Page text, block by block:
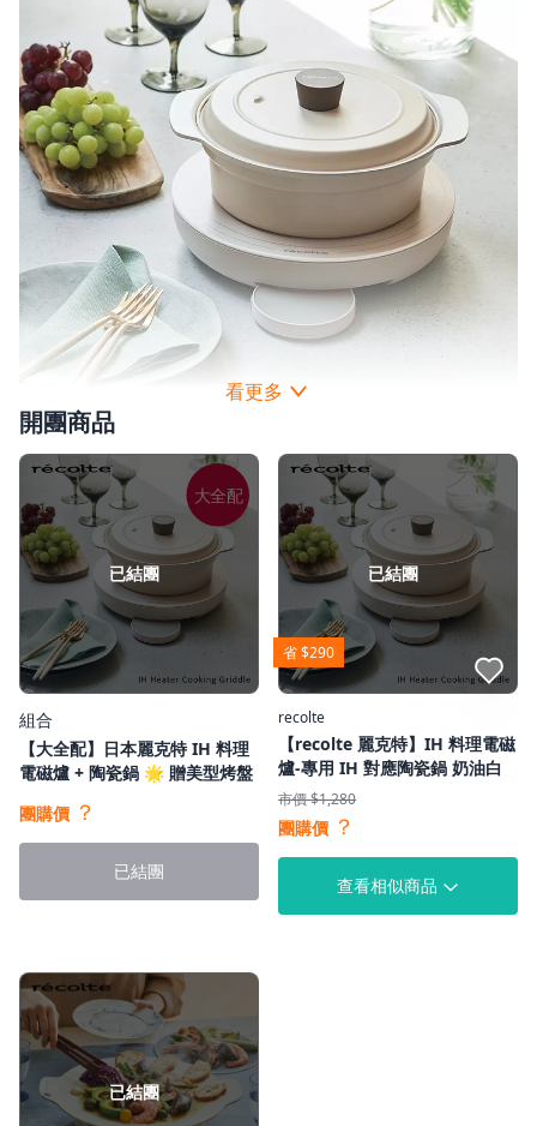
開團商品
大全配
已結團
組合
【大全配】日本麗克特 IH 料理
電磁爐 + 陶瓷鍋 🌟 贈美型烤盤
團購價 ？
已結團
省 $290
已結團
recolte
【recolte 麗克特】IH 料理電磁
爐-專用 IH 對應陶瓷鍋 奶油白
市價 $1,280
團購價 ？
查看相似商品
已結團